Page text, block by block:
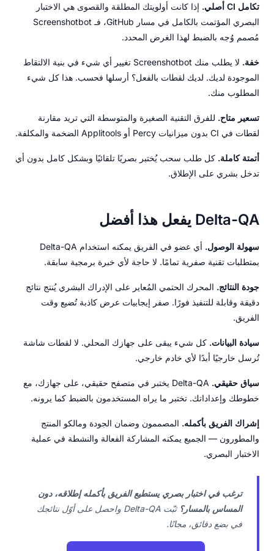
تكامل CI أصلي.
إذا كانت أولويتك المطلقة والقصوى هي الاختبار
البصري المؤتمت بالكامل في مسار GitHub، فـ Screenshotbot
مُصمم وُجه بالضبط لهذا الغرض المحدد.
خفة.
لا يطلب منك Screenshotbot تغيير أي شيء في بنية الالتقاط
الموجودة لديك. لديك لقطات بالفعل؟ أرسلها فحسب. هذا كل شيء
المطلوب منك.
تسعير متاح. للفرق التقنية الصغيرة والمتوسطة التي تريد مقارنة
لقطات في CI بدون ميزانيات Percy أو Applitools الضخمة والمكلفة.
أتمتة كاملة. كل طلب سحب يُختبر بصريًا تلقائيًا وبشكل كامل بدون أي
تدخل بشري على الإطلاق.
Delta-QA يفعل هذا أفضل
سهولة الوصول.
أي عضو في الفريق يمكنه استخدام Delta-QA
بمتطلبات تقنية صفرية تمامًا. لا حاجة لأي خبرة برمجية سابقة.
جودة النتائج. المحرك الحتمي المُعاير على الإدراك البشري يُنتج نتائج
دقيقة وقابلة للتنفيذ فورًا. صفر إيجابيات عرض كاذبة تُضيع وقت
الفريق.
سيادة البيانات. كل شيء يبقى على جهازك المحلي. لا لقطات شاشة
تُرسل خارجيًا أبدًا لأي خادم خارجي.
سياق حقيقي.
Delta-QA يختبر في متصفح حقيقي، على جهازك، مع
خطوطك وإعداداتك. تختبر ما يراه المستخدمون بالضبط كما يرونه.
إشراك الفريق بأكمله. المصممون وضمان الجودة ومالكو المنتج
والمطورون — الجميع يمكنه المشاركة الفعالة والنشطة في عملية
الاختبار البصري.
ترغب في اختبار بصري يستطيع الفريق بأكمله إطلاقه، دون
المساس بالمسار؟
ثبّت Delta-QA واحصل على أوّل نتائجك
في بضع دقائق، مجانًا.